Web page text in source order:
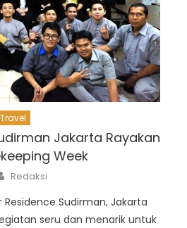
Travel
Jakarta Rayakan
Week
Author
Redaksi
Residence Sudirman, Jakarta
seru dan menarik untuk